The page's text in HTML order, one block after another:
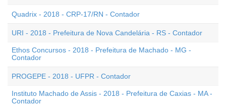
Quadrix - 2018 - CRP-17/RN - Contador
URI - 2018 - Prefeitura de Nova Candelária - RS - Contador
Ethos Concursos - 2018 - Prefeitura de Machado - MG -
Contador
PROGEPE - 2018 - UFPR - Contador
Instituto Machado de Assis - 2018 - Prefeitura de Caxias - MA -
Contador